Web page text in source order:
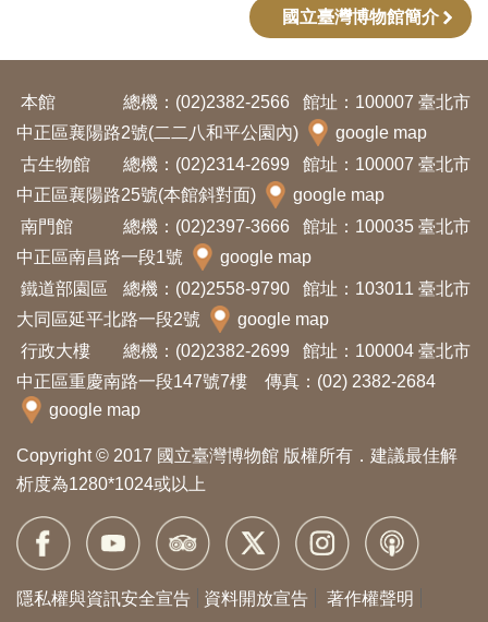
公
資
隱
私
權
與
資
安
宣
告
國立臺灣博物館簡介
本館 總機：(02)2382-2566
館址：100007 臺北市
中正區襄陽路2號(二二八和平公園內)
google map
古生物館
總機：(02)2314-2699
館址：100007 臺北市
中正區襄陽路25號(本館斜對面)
google map
南門館
總機：(02)2397-3666
館址：100035 臺北市
中正區南昌路一段1號
google map
鐵道部園區
總機：(02)2558-9790
館址：103011 臺北市
大同區延平北路一段2號
google map
行政大樓
總機：(02)2382-2699
館址：100004 臺北市
中正區重慶南路一段147號7樓 傳真：(02) 2382-2684
google map
Copyright © 2017 國立臺灣博物館 版權所有．建議最佳解
析度為1280*1024或以上
隱私權與資訊安全宣告 資料開放宣告 著作權聲明